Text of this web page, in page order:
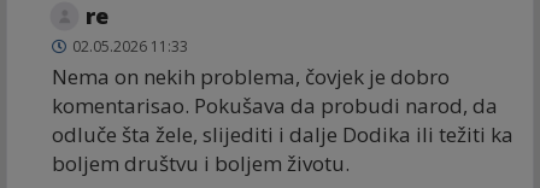
re
02.05.2026 11:33
Nema on nekih problema, čovjek je dobro
komentarisao. Pokušava da probudi narod, da
odluče šta žele, slijediti i dalje Dodika ili težiti ka
boljem društvu i boljem životu.